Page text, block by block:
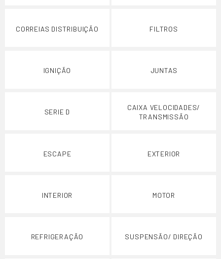
CORREIAS DISTRIBUIÇÃO FILTROS
IGNIÇÃO JUNTAS
SERIE D
CAIXA VELOCIDADES/
TRANSMISSÃO
ESCAPE EXTERIOR
INTERIOR MOTOR
REFRIGERAÇÃO SUSPENSÃO/ DIREÇÃO